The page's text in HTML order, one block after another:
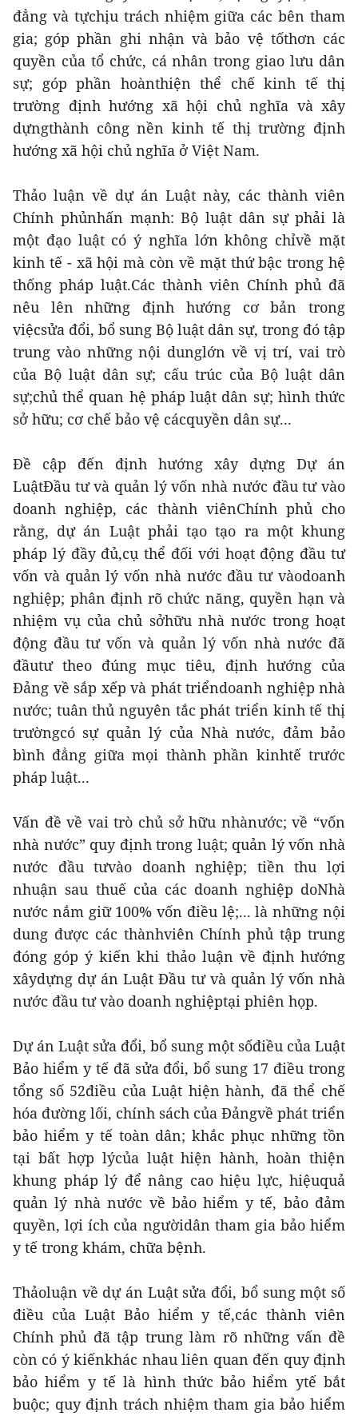
đẳng và tựchịu trách nhiệm giữa các bên tham
gia; góp phần ghi nhận và bảo vệ tốthơn các
quyền của tổ chức, cá nhân trong giao lưu dân
sự; góp phần hoànthiện thể chế kinh tế thị
trường định hướng xã hội chủ nghĩa và xây
dựngthành công nền kinh tế thị trường định
hướng xã hội chủ nghĩa ở Việt Nam.
Thảo luận về dự án Luật này, các thành viên
Chính phủnhấn mạnh: Bộ luật dân sự phải là
một đạo luật có ý nghĩa lớn không chỉvề mặt
kinh tế - xã hội mà còn về mặt thứ bậc trong hệ
thống pháp luật.Các thành viên Chính phủ đã
nêu lên những định hướng cơ bản trong
việcsửa đổi, bổ sung Bộ luật dân sự, trong đó tập
trung vào những nội dunglớn về vị trí, vai trò
của Bộ luật dân sự; cấu trúc của Bộ luật dân
sự;chủ thể quan hệ pháp luật dân sự; hình thức
sở hữu; cơ chế bảo vệ cácquyền dân sự...
Đề cập đến định hướng xây dựng Dự án
LuậtĐầu tư và quản lý vốn nhà nước đầu tư vào
doanh nghiệp, các thành viênChính phủ cho
rằng, dự án Luật phải tạo tạo ra một khung
pháp lý đầy đủ,cụ thể đối với hoạt động đầu tư
vốn và quản lý vốn nhà nước đầu tư vàodoanh
nghiệp; phân định rõ chức năng, quyền hạn và
nhiệm vụ của chủ sởhữu nhà nước trong hoạt
động đầu tư vốn và quản lý vốn nhà nước đã
đầutư theo đúng mục tiêu, định hướng của
Đảng về sắp xếp và phát triểndoanh nghiệp nhà
nước; tuân thủ nguyên tắc phát triển kinh tế thị
trườngcó sự quản lý của Nhà nước, đảm bảo
bình đẳng giữa mọi thành phần kinhtế trước
pháp luật...
Vấn đề về vai trò chủ sở hữu nhànước; về “vốn
nhà nước” quy định trong luật; quản lý vốn nhà
nước đầu tưvào doanh nghiệp; tiền thu lợi
nhuận sau thuế của các doanh nghiệp doNhà
nước nắm giữ 100% vốn điều lệ;... là những nội
dung được các thànhviên Chính phủ tập trung
đóng góp ý kiến khi thảo luận về định hướng
xâydựng dự án Luật Đầu tư và quản lý vốn nhà
nước đầu tư vào doanh nghiệptại phiên họp.
Dự án Luật sửa đổi, bổ sung một sốđiều của Luật
Bảo hiểm y tế đã sửa đổi, bổ sung 17 điều trong
tổng số 52điều của Luật hiện hành, đã thể chế
hóa đường lối, chính sách của Đảngvề phát triển
bảo hiểm y tế toàn dân; khắc phục những tồn
tại bất hợp lýcủa luật hiện hành, hoàn thiện
khung pháp lý để nâng cao hiệu lực, hiệuquả
quản lý nhà nước về bảo hiểm y tế, bảo đảm
quyền, lợi ích của ngườidân tham gia bảo hiểm
y tế trong khám, chữa bệnh.
Thảoluận về dự án Luật sửa đổi, bổ sung một số
điều của Luật Bảo hiểm y tế,các thành viên
Chính phủ đã tập trung làm rõ những vấn đề
còn có ý kiếnkhác nhau liên quan đến quy định
bảo hiểm y tế là hình thức bảo hiểm ytế bắt
buộc; quy định trách nhiệm tham gia bảo hiểm